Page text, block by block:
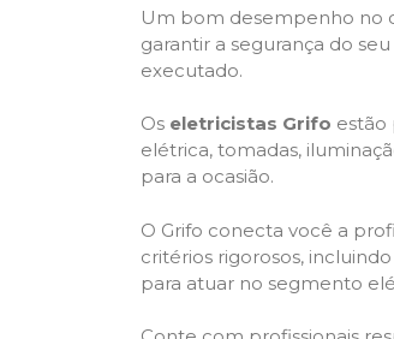
Um bom desempenho no
garantir a segurança do
executado.
Os eletricistas Grifo estão
elétrica, tomadas,
para a ocasião.
O Grifo conecta você a
critérios rigorosos,
para atuar no segmento